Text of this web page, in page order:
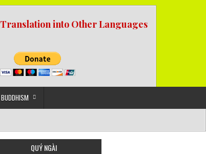
Translation into Other Languages
BUDDHISM
QUÝ NGÀI